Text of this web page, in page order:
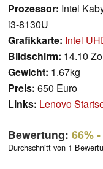
Prozessor: Intel
i3-8130U
Grafikkarte: Intel
Bildschirm: 14.10
Gewicht: 1.67kg
Preis: 650 Euro
Links: Lenovo
Bewertung: 66%
Durchschnitt von 1